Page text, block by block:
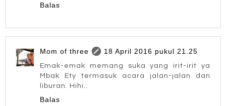
Balas
Mom of three 18 April 2016 pukul 21.25
Emak-emak memang suka yang irit-irit ya
Mbak Ety termasuk acara jalan-jalan dan
liburan. Hihi..
Balas